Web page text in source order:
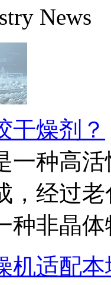
News
干燥剂？
一种高
，经过
种非晶体
机适配